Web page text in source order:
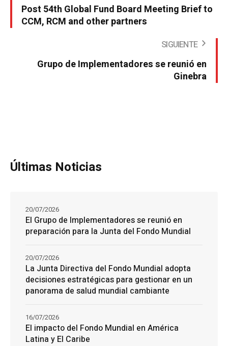
Post 54th Global Fund Board Meeting Brief to
CCM, RCM and other partners
SIGUIENTE
Grupo de Implementadores se reunió en
Ginebra
Últimas Noticias
El Grupo de Implementadores se reunió en
preparación para la Junta del Fondo Mundial
20/07/2026
La Junta Directiva del Fondo Mundial adopta
decisiones estratégicas para gestionar en un
panorama de salud mundial cambiante
20/07/2026
El impacto del Fondo Mundial en América
Latina y El Caribe
16/07/2026